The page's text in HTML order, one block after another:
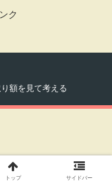
ク
額を見て考える
トップ サイドバー